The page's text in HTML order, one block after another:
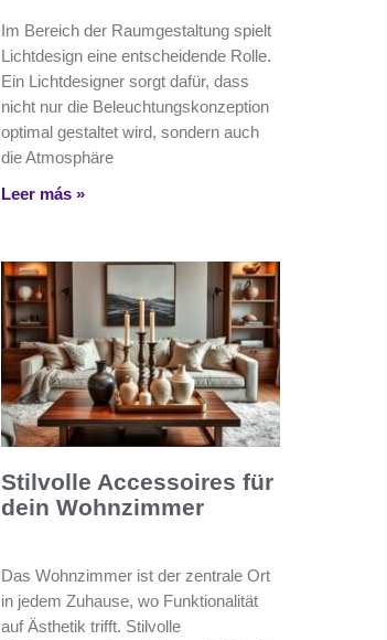
Im Bereich der Raumgestaltung spielt
Lichtdesign eine entscheidende Rolle.
Ein Lichtdesigner sorgt dafür, dass
nicht nur die Beleuchtungskonzeption
optimal gestaltet wird, sondern auch
die Atmosphäre
Leer más »
Stilvolle Accessoires für
dein Wohnzimmer
Das Wohnzimmer ist der zentrale Ort
in jedem Zuhause, wo Funktionalität
auf Ästhetik trifft. Stilvolle